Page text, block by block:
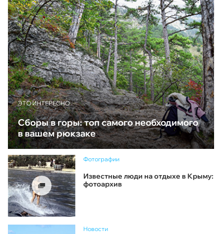
ЭТО ИНТЕРЕСНО
Сборы в горы: топ самого необходимого
в вашем рюкзаке
Фотографии
Известные люди на отдыхе в Крыму:
фотоархив
Новости